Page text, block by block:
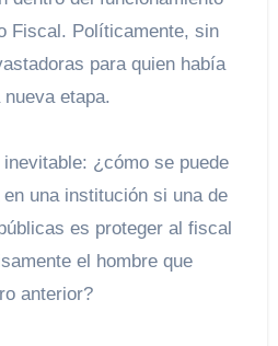
Fiscal. Políticamente, sin
para quien había
etapa.
¿cómo se puede
una institución si una de
es proteger al fiscal
el hombre que
anterior?